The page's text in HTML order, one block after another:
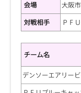
会場
大阪
対戦相手
ＰＦ
チーム名
デンソーエアリー